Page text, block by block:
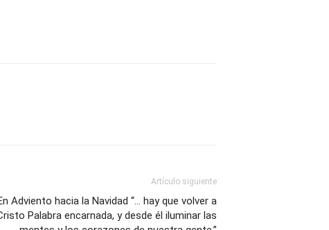
Artículo siguiente
Adviento hacia la Navidad “… hay que volver a
Palabra encarnada, y desde él iluminar las